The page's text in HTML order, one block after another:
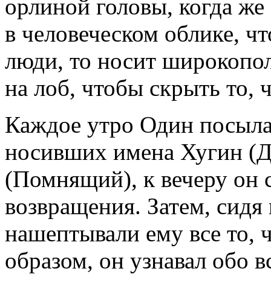
орлиной головы, когда
в человеческом облике,
люди, то носит
на лоб, чтобы скрыть то,
Каждое утро Один
носивших имена Хугин
(Помнящий), к вечеру он
возвращения. Затем,
нашептывали ему все то,
образом, он узнавал обо